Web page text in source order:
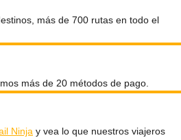
más de 700 rutas en todo el
más de 20 métodos de pago.
Ninja y vea lo que nuestros viajeros